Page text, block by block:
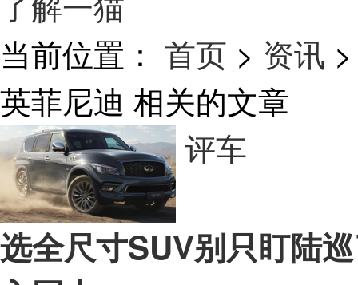
当前位置： 首页 > 资讯 >
英菲尼迪 相关的文章
评车
选全尺寸SUV别只盯陆